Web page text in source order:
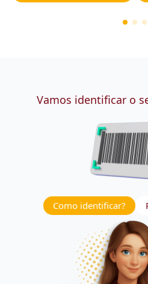
Vamos identificar o
Como identificar?